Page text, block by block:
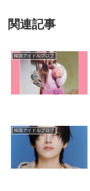
関連記事
韓国アイドルプロフ
韓国アイドルプロフ